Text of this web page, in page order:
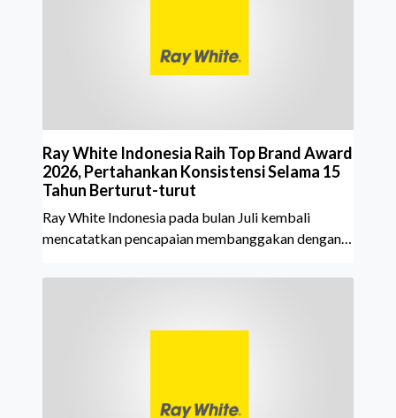
Ray White Indonesia Raih Top Brand Award
2026, Pertahankan Konsistensi Selama 15
Tahun Berturut-turut
Ray White Indonesia pada bulan Juli kembali
mencatatkan pencapaian membanggakan dengan
Property Agent. Penghargaan ini menjadi semakin
White Indonesia. Top Brand Award m